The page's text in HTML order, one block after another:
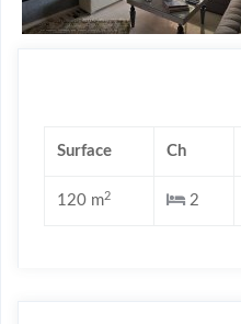
Surface Ch
120 m2 2